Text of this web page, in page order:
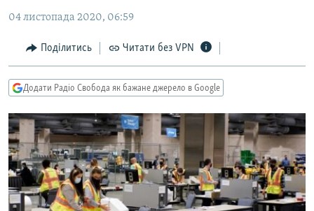
Перейти
пошукуКУЛЬТУРА
СПОРТ
СВІТ
ДОНБАС.РЕАЛІЇ
КРИМ.РЕАЛІЇ
ТИ ЯК?
КИТАЙ.ВИКЛИКИ
МУЛЬТИМЕДІА
ФОТО
СПЕЦПРОЄКТИ
04 листопада 2020, 06:59
Поділитись Читати без VPN
Додати Радіо Свобода як бажане джерело в Google